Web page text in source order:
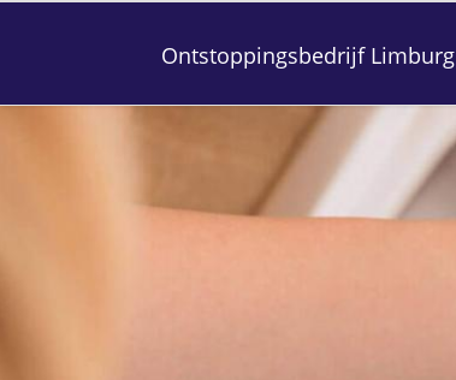
Ontstoppingsbedrijf Limburg